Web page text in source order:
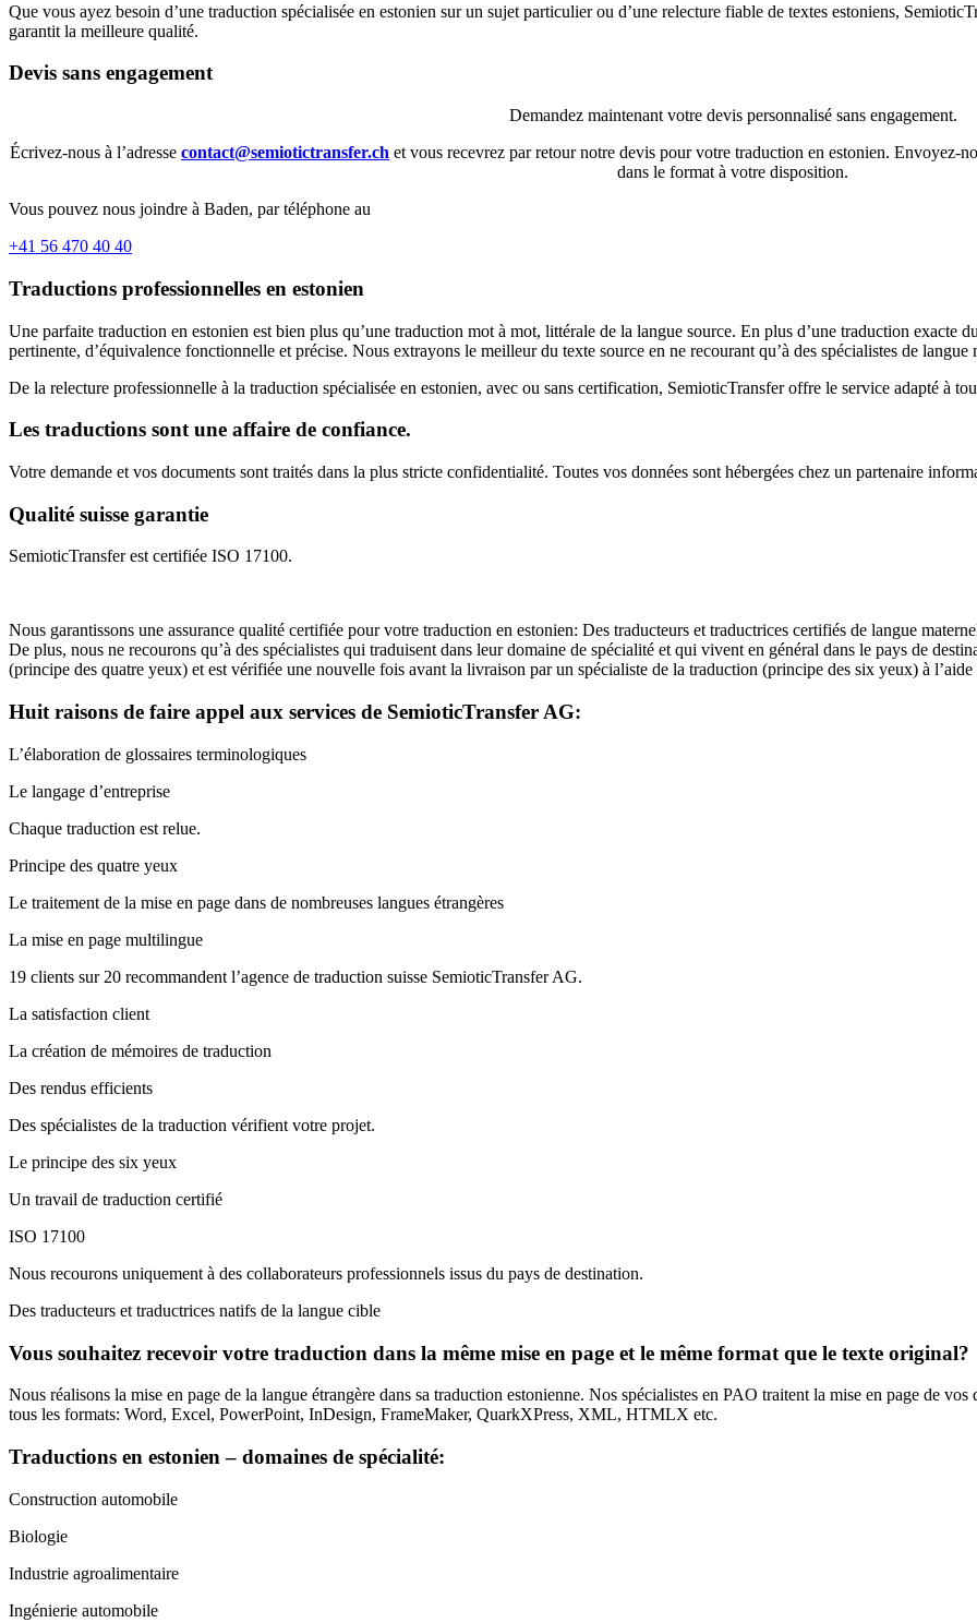
Que vous ayez besoin d’une traduction spécialisée en estonien sur un sujet particulier ou d’une relecture fiable de textes estoniens,
garantit la meilleure qualité.
Devis sans engagement
Demandez maintenant votre devis personnalisé sans engagement.
Écrivez-nous à l’adresse contact@semiotictransfer.ch et vous recevrez par retour notre devis pour votre traduction en estonien. Envoyez-
dans le format à votre disposition.
Vous pouvez nous joindre à Baden, par téléphone au
+41 56 470 40 40
Traductions professionnelles en estonien
Une parfaite traduction en estonien est bien plus qu’une traduction mot à mot, littérale de la langue source. En plus d’une traduction exacte
pertinente, d’équivalence fonctionnelle et précise. Nous extrayons le meilleur du texte source en ne recourant qu’à des spécialistes de
De la relecture professionnelle à la traduction spécialisée en estonien, avec ou sans certification, SemioticTransfer offre le service adapté à
Les traductions sont une affaire de confiance.
Votre demande et vos documents sont traités dans la plus stricte confidentialité. Toutes vos données sont hébergées chez un partenaire
Qualité suisse garantie
SemioticTransfer est certifiée ISO 17100.
Nous garantissons une assurance qualité certifiée pour votre traduction en estonien: Des traducteurs et traductrices certifiés de langue
De plus, nous ne recourons qu’à des spécialistes qui traduisent dans leur domaine de spécialité et qui vivent en général dans le pays de
(principe des quatre yeux) et est vérifiée une nouvelle fois avant la livraison par un spécialiste de la traduction (principe des six yeux) à l’aide
Huit raisons de faire appel aux services de SemioticTransfer AG:
L’élaboration de glossaires terminologiques
Le langage d’entreprise
Chaque traduction est relue.
Principe des quatre yeux
Le traitement de la mise en page dans de nombreuses langues étrangères
La mise en page multilingue
19 clients sur 20 recommandent l’agence de traduction suisse SemioticTransfer AG.
La satisfaction client
La création de mémoires de traduction
Des rendus efficients
Des spécialistes de la traduction vérifient votre projet.
Le principe des six yeux
Un travail de traduction certifié
ISO 17100
Nous recourons uniquement à des collaborateurs professionnels issus du pays de destination.
Des traducteurs et traductrices natifs de la langue cible
Vous souhaitez recevoir votre traduction dans la même mise en page et le même format que le texte original?
Nous réalisons la mise en page de la langue étrangère dans sa traduction estonienne. Nos spécialistes en PAO traitent la mise en page de
tous les formats: Word, Excel, PowerPoint, InDesign, FrameMaker, QuarkXPress, XML, HTMLX etc.
Traductions en estonien – domaines de spécialité:
Construction automobile
Biologie
Industrie agroalimentaire
Ingénierie automobile